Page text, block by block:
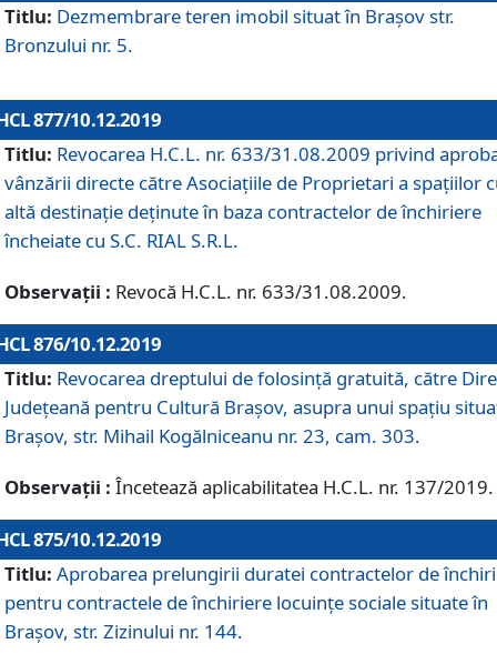
Titlu: Dezmembrare teren imobil situat în Brașov str.
Bronzului nr. 5.
877/10.12.2019
Titlu: Revocarea H.C.L. nr. 633/31.08.2009 privind
vânzării directe către Asociațiile de Proprietari a spațiilor
altă destinație deținute în baza contractelor de închiriere
încheiate cu S.C. RIAL S.R.L.
Observații : Revocă H.C.L. nr. 633/31.08.2009.
876/10.12.2019
Titlu: Revocarea dreptului de folosinţă gratuită, către
Judeţeană pentru Cultură Braşov, asupra unui spaţiu
Braşov, str. Mihail Kogălniceanu nr. 23, cam. 303.
Observații : Încetează aplicabilitatea H.C.L. nr. 137/2019.
875/10.12.2019
Titlu: Aprobarea prelungirii duratei contractelor de
pentru contractele de închiriere locuinţe sociale situate în
Braşov, str. Zizinului nr. 144.